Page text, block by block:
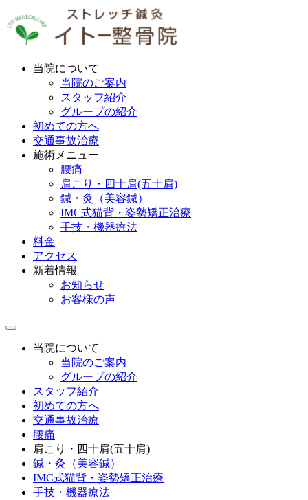
当院について
当院のご案内
スタッフ紹介
グループの紹介
初めての方へ
交通事故治療
施術メニュー
腰痛
肩こり・四十肩(五十肩)
鍼・灸（美容鍼）
IMC式猫背・姿勢矯正治療
手技・機器療法
料金
アクセス
新着情報
お知らせ
お客様の声
当院について
当院のご案内
グループの紹介
スタッフ紹介
初めての方へ
交通事故治療
腰痛
肩こり・四十肩(五十肩)
鍼・灸（美容鍼）
IMC式猫背・姿勢矯正治療
手技・機器療法